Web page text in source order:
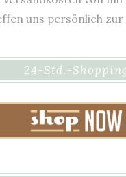
uns persönlich zur
24-Std.-